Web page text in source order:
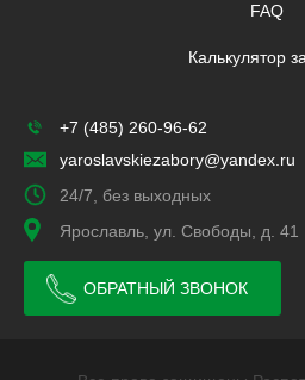
FAQ
Калькулятор
+7 (485) 260-96-62
yaroslavskiezabory@yandex.ru
24/7, без выходных
Ярославль, ул. Свободы, д. 41
ОБРАТНЫЙ ЗВОНОК